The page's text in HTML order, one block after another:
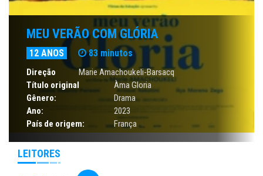
MEU VERÃO COM GLÓRIA
12 ANOS 83 minutos
Direção
Marie Amachoukeli-Barsacq
Título original
Àma Gloria
Gênero:
Drama
Ano:
2023
País de origem:
França
LEITORES